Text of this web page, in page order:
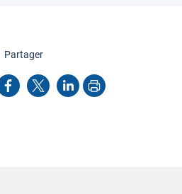
Partagercette page
l'adresse
X LinkedInImprimer